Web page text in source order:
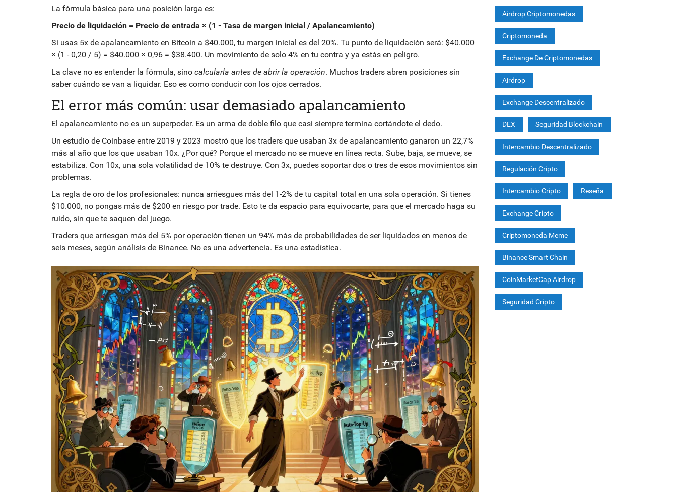
La fórmula básica para una posición larga es:
Precio de liquidación = Precio de entrada × (1 - Tasa de margen inicial / Apalancamiento)
Si usas 5x de apalancamiento en Bitcoin a $40.000, tu margen inicial es del 20%. Tu punto de liquidación será: $40.000
× (1 - 0,20 / 5) = $40.000 × 0,96 = $38.400. Un movimiento de solo 4% en tu contra y ya estás en peligro.
La clave no es entender la fórmula, sino calcularla antes de abrir la operación. Muchos traders abren posiciones sin
saber cuándo se van a liquidar. Eso es como conducir con los ojos cerrados.
El error más común: usar demasiado apalancamiento
El apalancamiento no es un superpoder. Es un arma de doble filo que casi siempre termina cortándote el dedo.
Un estudio de Coinbase entre 2019 y 2023 mostró que los traders que usaban 3x de apalancamiento ganaron un 22,7%
más al año que los que usaban 10x. ¿Por qué? Porque el mercado no se mueve en línea recta. Sube, baja, se mueve, se
estabiliza. Con 10x, una sola volatilidad de 10% te destruye. Con 3x, puedes soportar dos o tres de esos movimientos sin
problemas.
La regla de oro de los profesionales: nunca arriesgues más del 1-2% de tu capital total en una sola operación. Si tienes
$10.000, no pongas más de $200 en riesgo por trade. Esto te da espacio para equivocarte, para que el mercado haga su
ruido, sin que te saquen del juego.
Traders que arriesgan más del 5% por operación tienen un 94% más de probabilidades de ser liquidados en menos de
seis meses, según análisis de Binance. No es una advertencia. Es una estadística.
Airdrop Criptomonedas
Criptomoneda
Exchange De Criptomonedas
Airdrop
Exchange Descentralizado
DEX Seguridad Blockchain
Intercambio Descentralizado
Regulación Cripto
Intercambio Cripto Reseña
Exchange Cripto
Criptomoneda Meme
Binance Smart Chain
CoinMarketCap Airdrop
Seguridad Cripto